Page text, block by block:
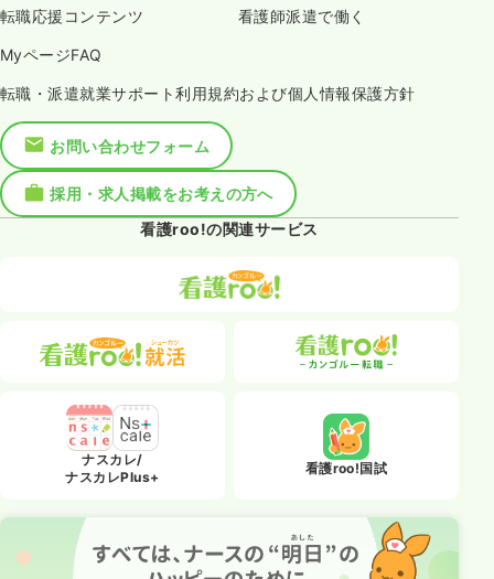
転職応援コンテンツ 看護師派遣で働く
MyページFAQ
転職・派遣就業サポート利用規約および個人情報保護方針
お問い合わせフォーム
採用・求人掲載をお考えの方へ
看護roo!の関連サービス
ナスカレ/
ナスカレPlus+
看護roo!国試